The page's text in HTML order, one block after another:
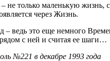
только маленькую
через Жизнь.
– ведь это еще немного
с ней и считая ее шаги…
№221 в декабре 1993 года